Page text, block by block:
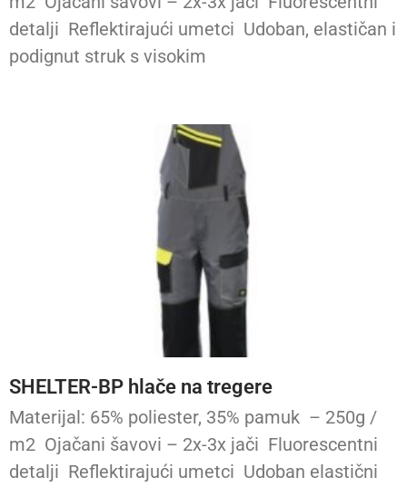
detalji Reflektirajući umetci Udoban, elastičan i
podignut struk s visokim
SHELTER-BP hlače na tregere
Materijal: 65% poliester, 35% pamuk – 250g /
m2 Ojačani šavovi – 2x-3x jači Fluorescentni
detalji Reflektirajući umetci Udoban elastični